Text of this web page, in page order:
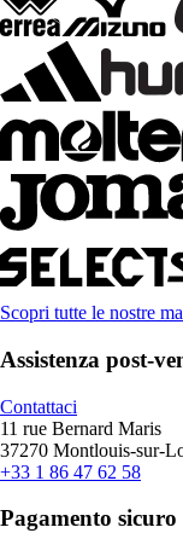
Scopri tutte le nostre
Assistenza post-
Contattaci
11 rue Bernard Maris
37270 Montlouis-sur-
+33 1 86 47 62 58
Pagamento sicuro